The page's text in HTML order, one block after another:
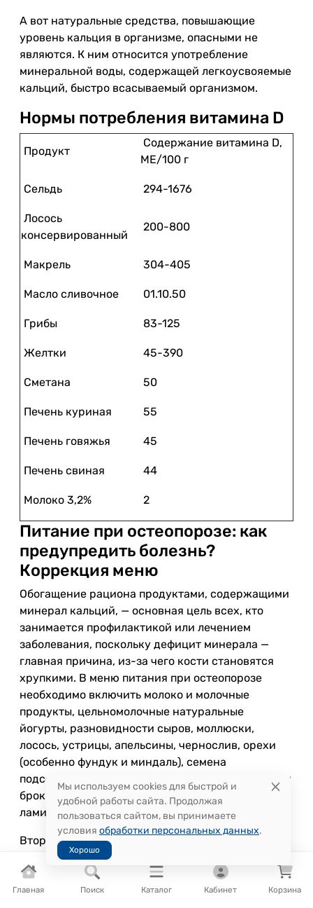
Главная Поиск Каталог Кабинет Корзина
А вот натуральные средства, повышающие
уровень кальция в организме, опасными не
являются. К ним относится употребление
минеральной воды, содержащей легкоусвояемые
кальций, быстро всасываемый организмом.
Нормы потребления витамина D
Продукт
Содержание витамина D,
МЕ/100 г
Сельдь 294-1676
Лосось
консервированный
200-800
Макрель 304-405
Масло сливочное 01.10.50
Грибы 83-125
Желтки 45-390
Сметана 50
Печень куриная 55
Печень говяжья 45
Печень свиная 44
Молоко 3,2% 2
Питание при остеопорозе: как
предупредить болезнь?
Коррекция меню
Обогащение рациона продуктами, содержащими
минерал кальций, — основная цель всех, кто
занимается профилактикой или лечением
заболевания, поскольку дефицит минерала —
главная причина, из-за чего кости становятся
хрупкими. В меню питания при остеопорозе
необходимо включить молоко и молочные
продукты, цельномолочные натуральные
йогурты, разновидности сыров, моллюски,
лосось, устрицы, апельсины, чернослив, орехи
(особенно фундук и миндаль), семена
подсолнечника, красные бобы, отварную капусту
брокколи, сырые морские водоросли и
ламинарию, сушеный инжир.
Второй принцип — придерживаться норм
правильного питания. Трехразовое питание с
двумя перекусами позволяет поддерживать
верный баланс нутриентов (белков, жиров,
Мы используем cookies для быстрой и
удобной работы сайта. Продолжая
пользоваться сайтом, вы принимаете
условия обработки персональных данных.
Хорошо